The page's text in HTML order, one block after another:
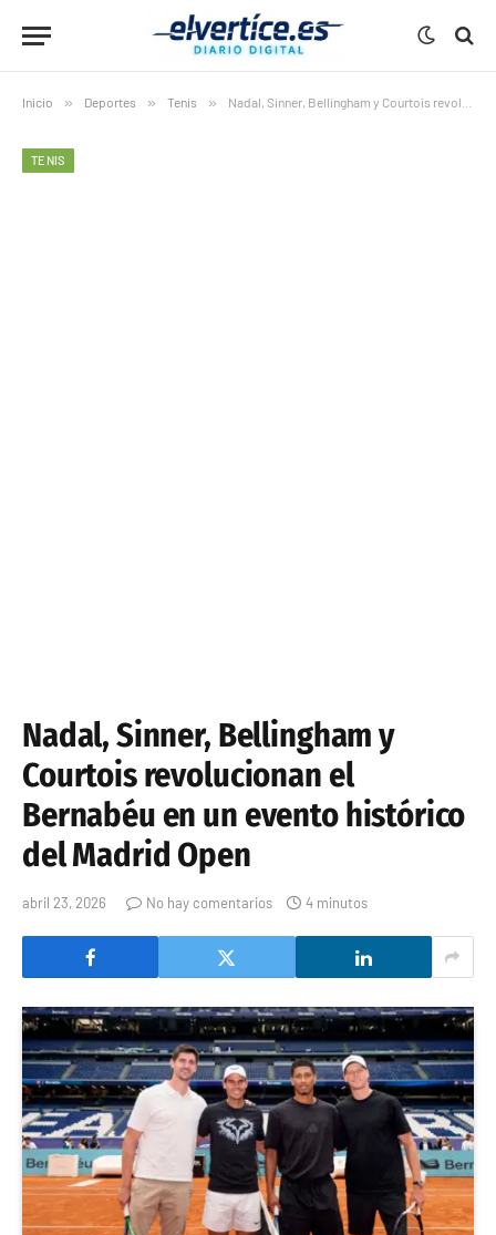
Inicio » Deportes » Tenis » Nadal, Sinner, Bellingham y Courtois revolucionan el Bernabéu en un evento histórico del Madrid Open
TENIS
Nadal, Sinner, Bellingham y
Courtois revolucionan el
Bernabéu en un evento histórico
del Madrid Open
abril 23, 2026 No hay comentarios 4 minutos